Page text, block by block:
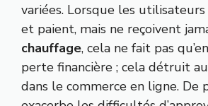
variées. Lorsque les
et paient, mais ne reçoivent
chauffage, cela ne fait pas
perte financière ; cela détruit
dans le commerce en ligne. De